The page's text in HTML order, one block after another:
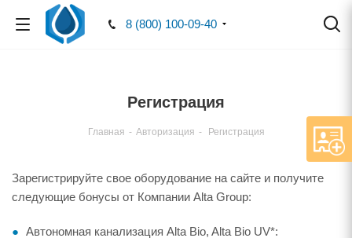
8 (800) 100-09-40
Регистрация
Главная - Авторизация - Регистрация
Зарегистрируйте свое оборудование на сайте и получите
следующие бонусы от Компании Alta Group:
Автономная канализация Alta Bio, Alta Bio UV*: